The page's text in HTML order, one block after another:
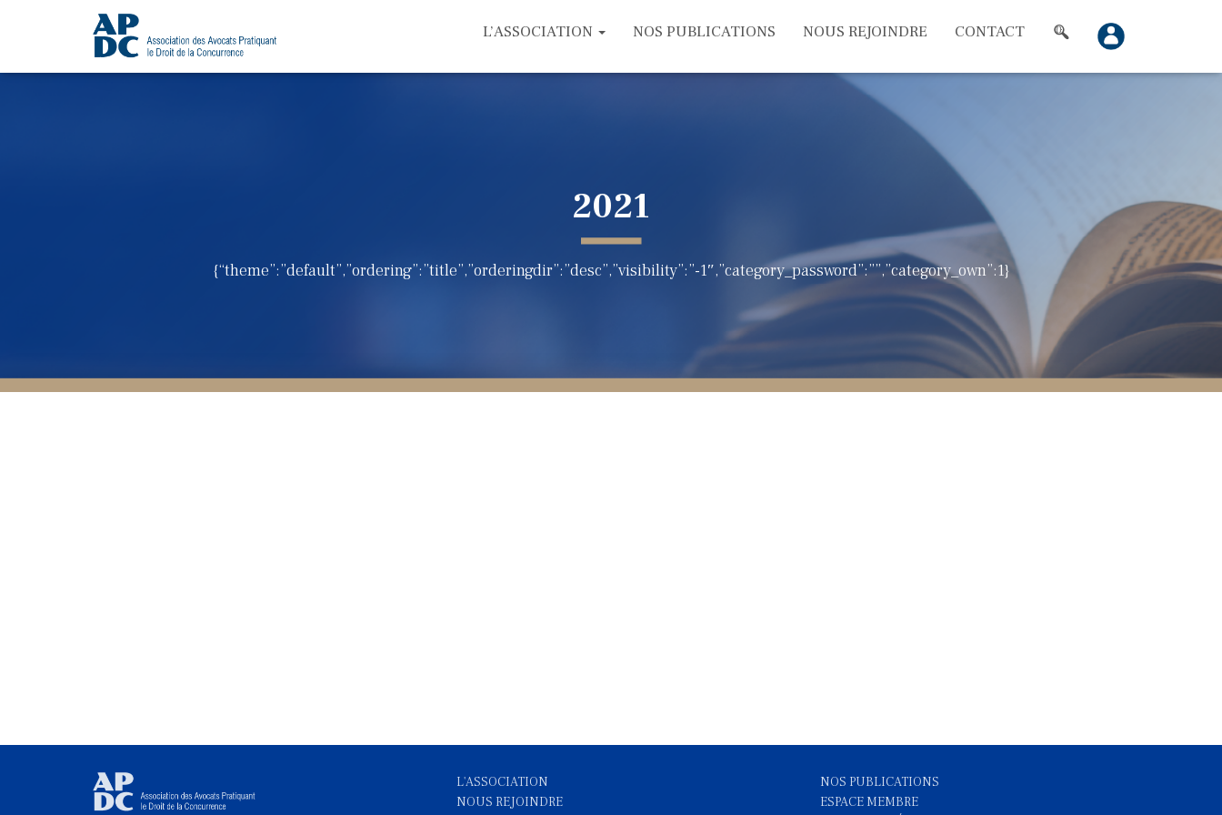
L’ASSOCIATION NOS PUBLICATIONS NOUS REJOINDRE CONTACT
2021
{“theme”:”default”,”ordering”:”title”,”orderingdir”:”desc”,”visibility”:”-1″,”category_password”:””,”category_own”:1}
L'ASSOCIATION
NOUS REJOINDRE
NOS PUBLICATIONS
ESPACE MEMBRE